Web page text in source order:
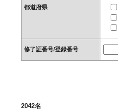
都道府県
修了証番号/登録番号
2042名